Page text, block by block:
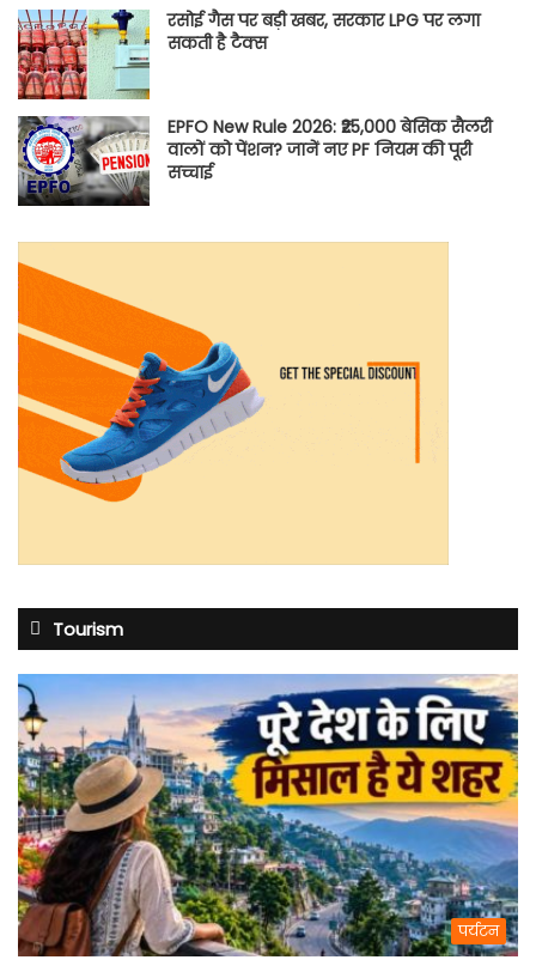
रसोई गैस पर बड़ी खबर, सरकार LPG पर लगा
सकती है टैक्स
EPFO New Rule 2026: ₹25,000 बेसिक सैलरी
वालों को पेंशन? जानें नए PF नियम की पूरी
सच्चाई
Tourism
पर्यटन